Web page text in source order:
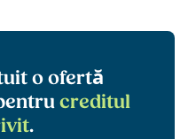
o ofertă
creditul
.